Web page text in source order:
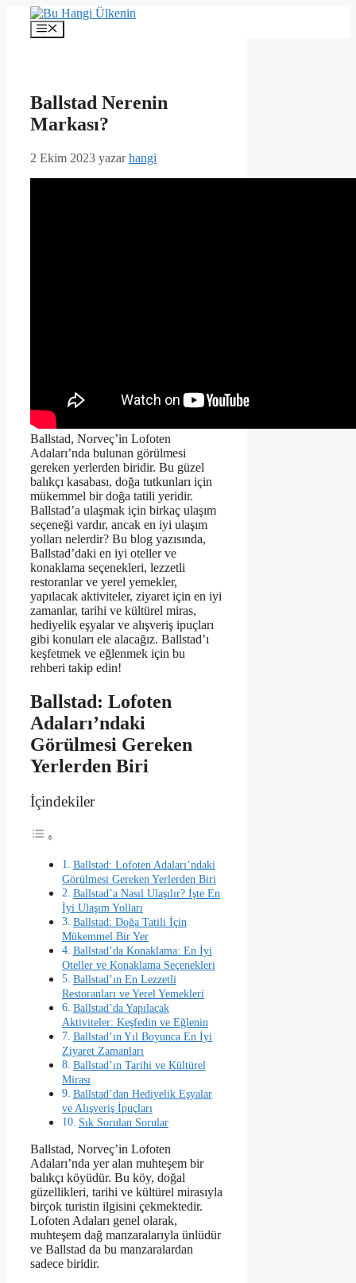
İçeriğe
Menü
Ballstad Nerenin
Markası?
2 Ekim 2023 yazarhangi
Ballstad, Norveç’in Lofoten
Adaları’nda bulunan görülmesi
gereken yerlerden biridir. Bu güzel
balıkçı kasabası, doğa tutkunları için
mükemmel bir doğa tatili yeridir.
Ballstad’a ulaşmak için birkaç ulaşım
seçeneği vardır, ancak en iyi ulaşım
yolları nelerdir? Bu blog yazısında,
Ballstad’daki en iyi oteller ve
konaklama seçenekleri, lezzetli
restoranlar ve yerel yemekler,
yapılacak aktiviteler, ziyaret için en iyi
zamanlar, tarihi ve kültürel miras,
hediyelik eşyalar ve alışveriş ipuçları
gibi konuları ele alacağız. Ballstad’ı
keşfetmek ve eğlenmek için bu
rehberi takip edin!
Ballstad: Lofoten
Adaları’ndaki
Görülmesi Gereken
Yerlerden Biri
İçindekiler
Ballstad: Lofoten Adaları’ndaki
Görülmesi Gereken Yerlerden Biri
Ballstad’a Nasıl Ulaşılır? İşte En
İyi Ulaşım Yolları
Ballstad: Doğa Tatili İçin
Mükemmel Bir Yer
Ballstad’da Konaklama: En İyi
Oteller ve Konaklama Seçenekleri
Ballstad’ın En Lezzetli
Restoranları ve Yerel Yemekleri
Ballstad’da Yapılacak
Aktiviteler: Keşfedin ve Eğlenin
Ballstad’ın Yıl Boyunca En İyi
Ziyaret Zamanları
Ballstad’ın Tarihi ve Kültürel
Mirası
Ballstad’dan Hediyelik Eşyalar
ve Alışveriş İpuçları
Sık Sorulan Sorular
Ballstad, Norveç’in Lofoten
Adaları’nda yer alan muhteşem bir
balıkçı köyüdür. Bu köy, doğal
güzellikleri, tarihi ve kültürel mirasıyla
birçok turistin ilgisini çekmektedir.
Lofoten Adaları genel olarak,
muhteşem dağ manzaralarıyla ünlüdür
ve Ballstad da bu manzaralardan
sadece biridir.